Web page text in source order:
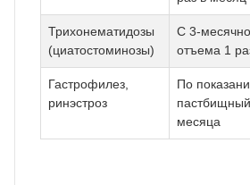
Трихонематидозы
(циатостоминозы)
С 3-
отъема 1
Гастрофилез,
ринэстроз
По
месяца